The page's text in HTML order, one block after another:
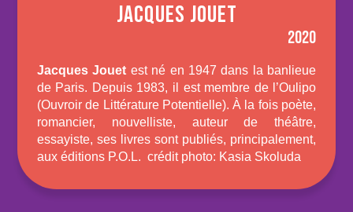
JACQUES JOUET
2020
Jacques Jouet est né en 1947 dans la banlieue
de Paris. Depuis 1983, il est membre de l’Oulipo
(Ouvroir de Littérature Potentielle). À la fois poète,
romancier, nouvelliste, auteur de théâtre,
essayiste, ses livres sont publiés, principalement,
aux éditions P.O.L. crédit photo: Kasia Skoluda